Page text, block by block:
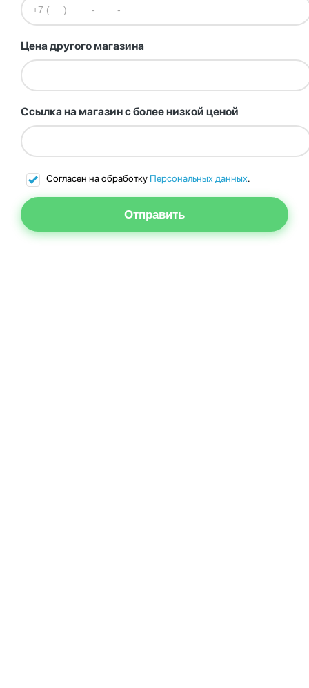
Цена другого магазина
Ссылка на магазин с более низкой ценой
Согласен на обработку Персональных данных.
Отправить